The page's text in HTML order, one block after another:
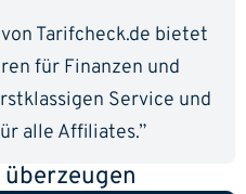
Tarifcheck.de bietet
für Finanzen und
Service und
alle Affiliates.”